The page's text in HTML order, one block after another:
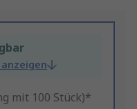
mit 100 Stück)*